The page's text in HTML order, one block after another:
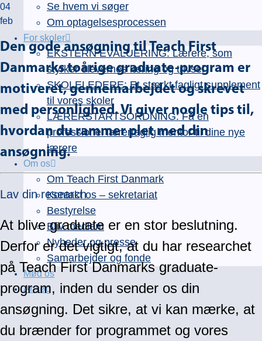
Se hvem vi søger
Om optagelsesprocessen
For skoler
EKSTERN EVALUERING: Lærere, som
styrker elevernes læring og trivsel
SKOLELEDERE: Et stærkt fagligt supplement
til vores skoler
LÆRERSTARTSORDNING: Få en
professionel lærerfaglig mentor til dine nye
lærere
Om os
Om Teach First Danmark
Kontakt os – sekretariat
Bestyrelse
Bliv medlem
Nyheder og presse
Samarbejder og fonde
Mød os
Ansøg
04
feb
Den gode ansøgning til Teach First
Danmarks toårige graduate-program er
motiveret, gennemarbejdet og skrevet
med personlighed. Vi giver nogle tips til,
hvordan du rammer plet med din
ansøgning.
Lav din research
At blive graduate er en stor beslutning.
Derfor er det vigtigt, at du har researchet
på Teach First Danmarks graduate-
program, inden du sender os din
ansøgning. Det sikre, at vi kan mærke, at
du brænder for programmet og vores